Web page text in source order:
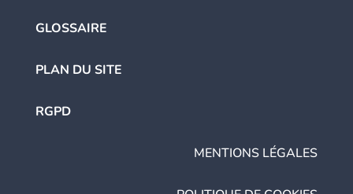
GLOSSAIRE
PLAN DU SITE
RGPD
MENTIONS LÉGALES